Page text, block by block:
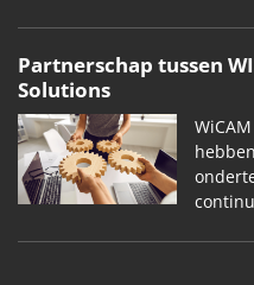
Partnerschap tussen
Solutions